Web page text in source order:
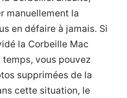
manuellement la
en défaire à jamais. Si
la Corbeille Mac
vous pouvez
supprimées de la
cette situation, le